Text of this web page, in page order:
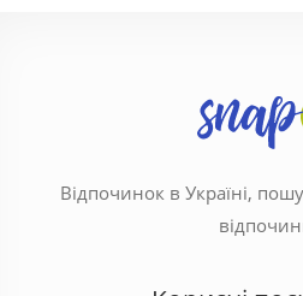
Відпочинок в Україні,